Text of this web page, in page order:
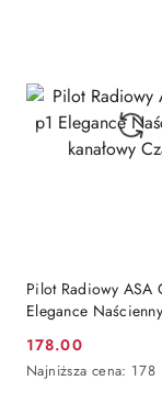
Pilot Radiowy ASA
Elegance
Cena
promocyjna:
178.00
Najniższa
Najniższa cena: 178